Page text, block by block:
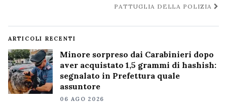
PATTUGLIA DELLA POLIZIA
ARTICOLI RECENTI
Minore sorpreso dai Carabinieri dopo
aver acquistato 1,5 grammi di hashish:
segnalato in Prefettura quale
assuntore
06 AGO 2026